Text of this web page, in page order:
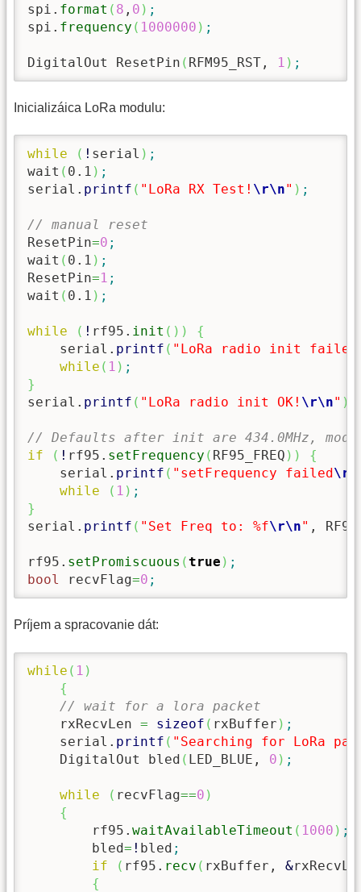
spi. format ( 8 , 0 ) ;
spi. frequency ( 1000000 ) ;
DigitalOut ResetPin ( RFM95_RST, 1 ) ;
Inicializáica LoRa modulu:
while ( ! serial ) ;
wait ( 0.1 ) ;
serial. printf ( "LoRa RX Test! \r\n" ) ;
// manual reset
ResetPin=0 ;
wait ( 0.1 ) ;
ResetPin=1 ;
wait ( 0.1 ) ;
while ( ! rf95. init ( ) )
{
    serial.
printf ( "LoRa radio init failed
while ( 1 ) ;
}
serial. printf ( "LoRa radio init OK! \r\n" )
// Defaults after init are 434.0MHz,
if
( ! rf95. setFrequency ( RF95_FREQ ) )
{
    serial.
printf ( "setFrequency failed\r
while
( 1 ) ;
}
serial. printf ( "Set Freq to: %f\r\n" ,
rf95. setPromiscuous (true ) ;
bool
recvFlag=0 ;
Príjem a spracovanie dát:
while ( 1 )
{
// wait for a lora packet
    rxRecvLen
= sizeof ( rxBuffer ) ;
    serial.
printf ( "Searching for LoRa
    DigitalOut bled
( LED_BLUE, 0 ) ;
while ( recvFlag==0 )
{
        rf95.
waitAvailableTimeout ( 1000 ) ;
        bled
= ! bled ;
if
( rf95. recv ( rxBuffer, &
{